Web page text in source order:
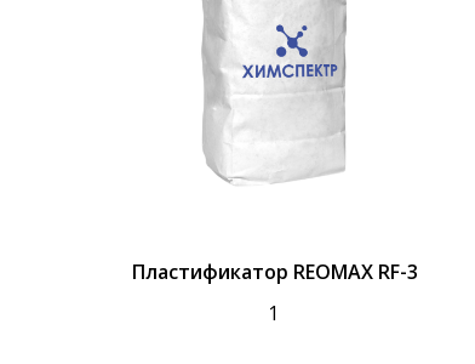
Пластификатор REOMAX RF-3
1